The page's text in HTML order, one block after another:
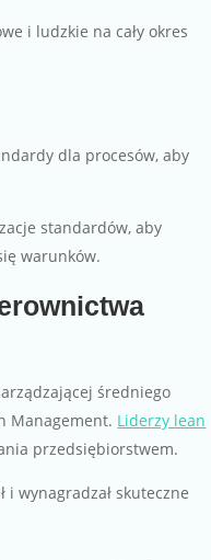
i ludzkie na cały okres
dla procesów, aby
standardów, aby
warunków.
średniego
Management. Liderzy lean
przedsiębiorstwem.
i wynagradzał skuteczne